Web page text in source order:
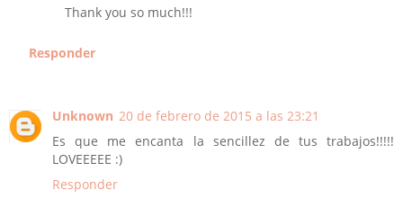
Thank you so much!!!
Responder
Unknown 20 de febrero de 2015 a las 23:21
Es que me encanta la sencillez de tus trabajos!!!!!
LOVEEEEE :)
Responder